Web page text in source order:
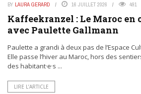
BY LAURA GERARD 16 JUILLET 2026 491
Kaffeekranzel : Le Maroc en
avec Paulette Gallmann
Paulette a grandi à deux pas de l’Espace
Elle passe l’hiver au Maroc, hors des
des habitant·e·s ...
LIRE L’ARTICLE